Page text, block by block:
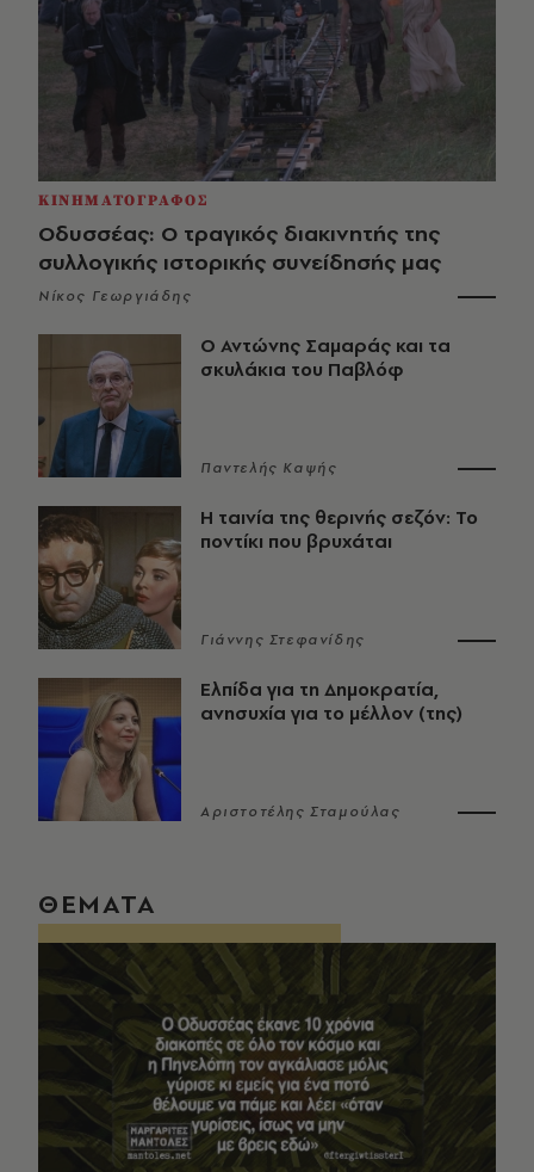
ΚΙΝΗΜΑΤΟΓΡΑΦΟΣ
Οδυσσέας: Ο τραγικός διακινητής της
συλλογικής ιστορικής συνείδησής μας
Νίκος Γεωργιάδης
Ο Αντώνης Σαμαράς και τα
σκυλάκια του Παβλόφ
Παντελής Καψής
Η ταινία της θερινής σεζόν: Το
ποντίκι που βρυχάται
Γιάννης Στεφανίδης
Ελπίδα για τη Δημοκρατία,
ανησυχία για το μέλλον (της)
Αριστοτέλης Σταμούλας
ΘΕΜΑΤΑ